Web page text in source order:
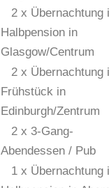
2 x Übernachtung
Halbpension in
Glasgow/Centrum
2 x Übernachtung
Frühstück in
Edinburgh/Zentrum
2 x 3-Gang-
Abendessen / Pub
1 x Übernachtung